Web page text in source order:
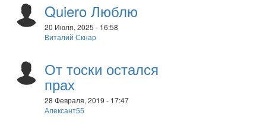
Quiero Люблю
20 Июля, 2025 - 16:58
Виталий Скнар
От тоски остался
прах
28 Февраля, 2019 - 17:47
Алексант55